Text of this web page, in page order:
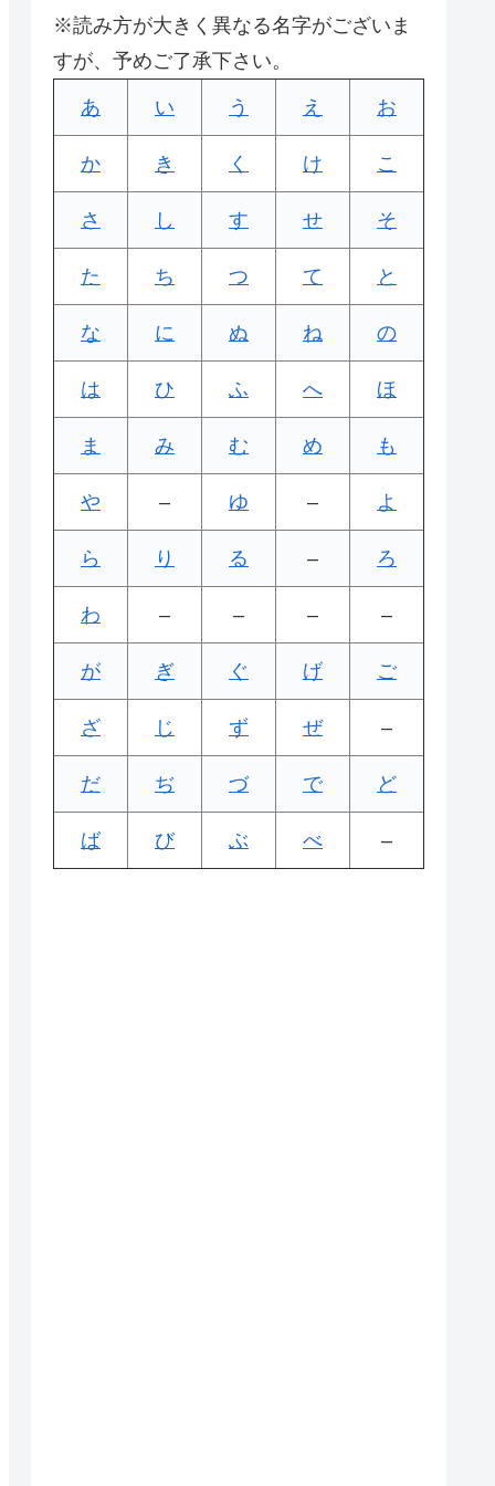
※読み方が大きく異なる名字がございま
すが、予めご了承下さい。
あ い う え お
か き く け こ
さ し す せ そ
た ち つ て と
な に ぬ ね の
は ひ ふ へ ほ
ま み む め も
や – ゆ – よ
ら り る – ろ
わ – – – –
が ぎ ぐ げ ご
ざ じ ず ぜ –
だ ぢ づ で ど
ば び ぶ べ –